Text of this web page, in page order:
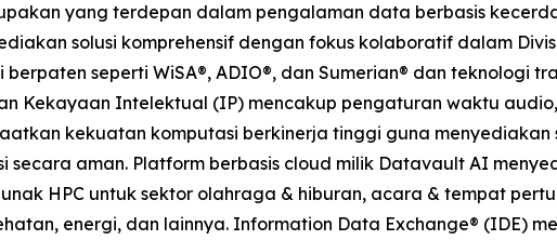
yang terdepan dalam pengalaman data berbasis
solusi komprehensif dengan fokus kolaboratif dalam
seperti WiSA®, ADIO®, dan Sumerian® dan teknologi
Kekayaan Intelektual (IP) mencakup pengaturan waktu
kekuatan komputasi berkinerja tinggi guna
secara aman. Platform berbasis cloud milik Datavault AI
HPC untuk sektor olahraga & hiburan, acara & tempat
energi, dan lainnya. Information Data Exchange® (IDE)